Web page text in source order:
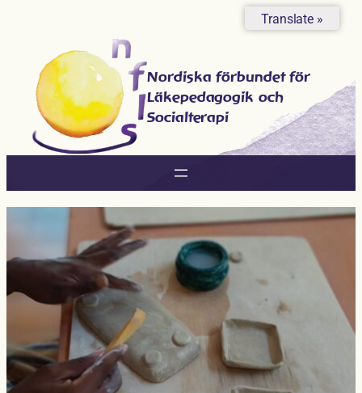
innehåll
Nordiska förbundet för
Läkepedagogik och
Socialterapi
Translate »